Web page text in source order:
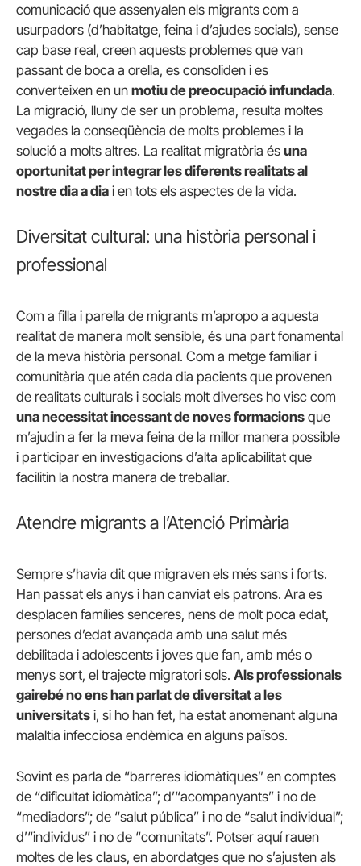
comunicació que assenyalen els migrants com a
usurpadors (d’habitatge, feina i d’ajudes socials), sense
cap base real, creen aquests problemes que van
passant de boca a orella, es consoliden i es
converteixen en un motiu de preocupació infundada.
La migració, lluny de ser un problema, resulta moltes
vegades la conseqüència de molts problemes i la
solució a molts altres. La realitat migratòria és una
oportunitat per integrar les diferents realitats al
nostre dia a dia i en tots els aspectes de la vida.
Diversitat cultural: una història personal i
professional
Com a filla i parella de migrants m’apropo a aquesta
realitat de manera molt sensible, és una part fonamental
de la meva història personal. Com a metge familiar i
comunitària que atén cada dia pacients que provenen
de realitats culturals i socials molt diverses ho visc com
una necessitat incessant de noves formacions que
m’ajudin a fer la meva feina de la millor manera possible
i participar en investigacions d’alta aplicabilitat que
facilitin la nostra manera de treballar.
Atendre migrants a l’Atenció Primària
Sempre s’havia dit que migraven els més sans i forts.
Han passat els anys i han canviat els patrons. Ara es
desplacen famílies senceres, nens de molt poca edat,
persones d’edat avançada amb una salut més
debilitada i adolescents i joves que fan, amb més o
menys sort, el trajecte migratori sols. Als professionals
gairebé no ens han parlat de diversitat a les
universitats i, si ho han fet, ha estat anomenant alguna
malaltia infecciosa endèmica en alguns països.
Sovint es parla de “barreres idiomàtiques” en comptes
de “dificultat idiomàtica”; d’“acompanyants” i no de
“mediadors”; de “salut pública” i no de “salut individual”;
d’“individus” i no de “comunitats”. Potser aquí rauen
moltes de les claus, en abordatges que no s’ajusten als